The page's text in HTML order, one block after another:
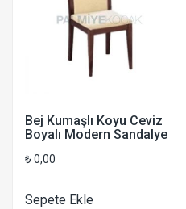
Bej Kumaşlı Koyu Ceviz
Boyalı Modern Sandalye
₺ 0,00
Sepete Ekle